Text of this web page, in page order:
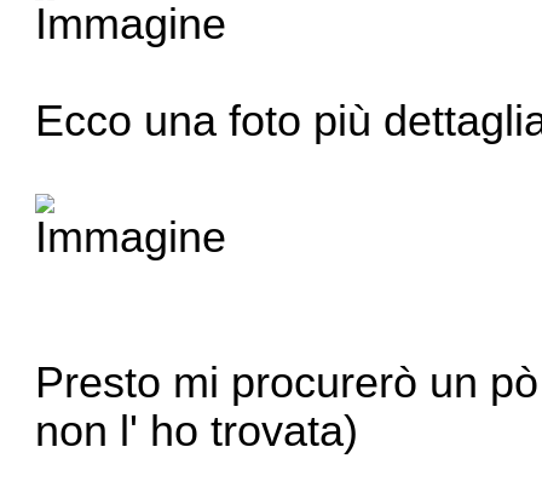
Ecco una foto più
Presto mi procurerò un
non l' ho trovata)